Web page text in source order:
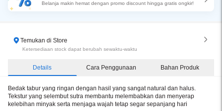
Belanja makin hemat dengan promo discount hingga gratis ongkir!
Temukan di Store
Ketersediaan stock dapat berubah sewaktu-waktu
Details Cara Penggunaan Bahan Produk
Bedak tabur yang ringan dengan hasil yang sangat natural dan halus.
Tekstur yang selembut sutra membantu melembabkan dan menyerap
kelebihan minyak serta menjaga wajah tetap segar sepanjang hari